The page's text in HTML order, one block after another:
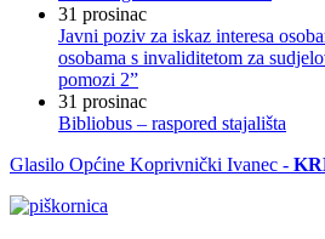
31 prosinac
Javni poziv za iskaz interesa
osobama s invaliditetom za
pomozi 2”
31 prosinac
Bibliobus – raspored stajališta
Glasilo Općine Koprivnički Ivanec -